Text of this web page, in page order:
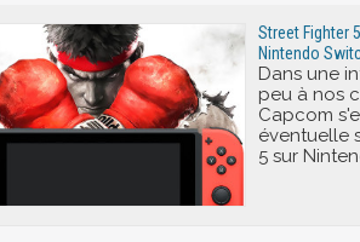
Street Fighter
Nintendo
Dans une
peu à nos
Capcom
éventuelle
5 sur